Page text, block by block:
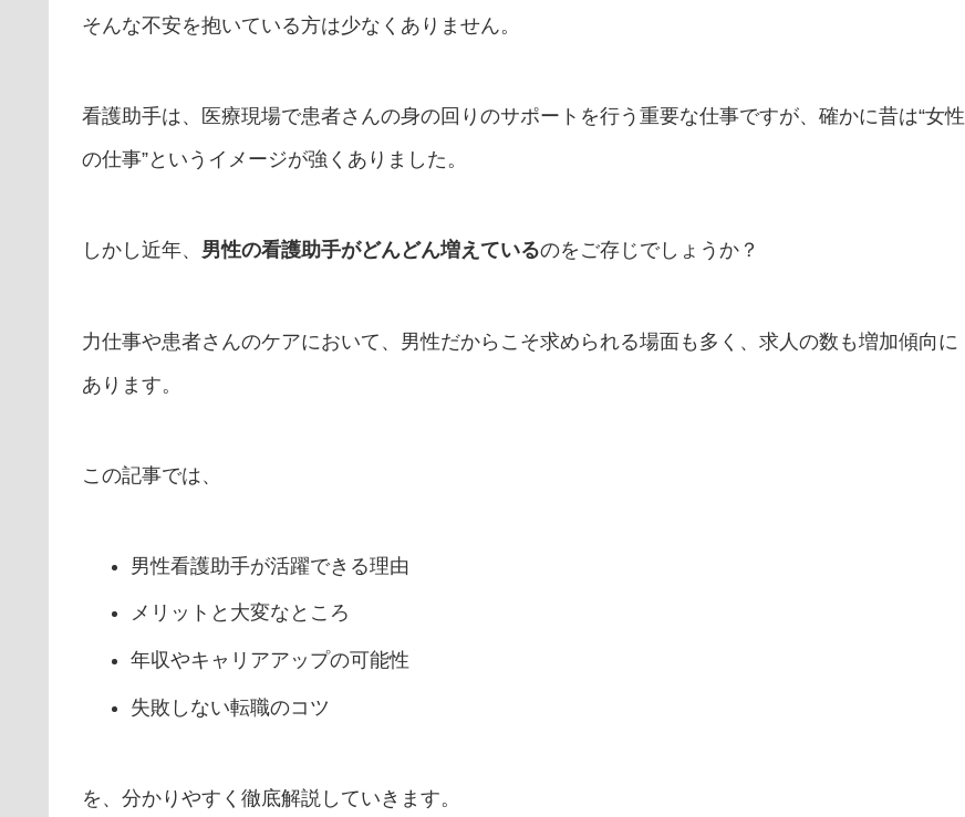
そんな不安を抱いている方は少なくありません。
看護助手は、医療現場で患者さんの身の回りのサポートを行う重要な仕事ですが、確かに昔は“女性
の仕事”というイメージが強くありました。
しかし近年、 男性の看護助手がどんどん増えているのをご存じでしょうか？
力仕事や患者さんのケアにおいて、男性だからこそ求められる場面も多く、求人の数も増加傾向に
あります。
この記事では、
男性看護助手が活躍できる理由
メリットと大変なところ
年収やキャリアアップの可能性
失敗しない転職のコツ
を、分かりやすく徹底解説していきます。